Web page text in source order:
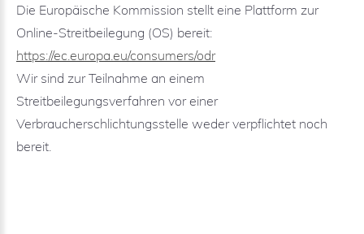
Die Europäische Kommission stellt eine Plattform zur
Online-Streitbeilegung (OS) bereit:
https://ec.europa.eu/consumers/odr
Wir sind zur Teilnahme an einem
Streitbeilegungsverfahren vor einer
Verbraucherschlichtungsstelle weder verpflichtet noch
bereit.